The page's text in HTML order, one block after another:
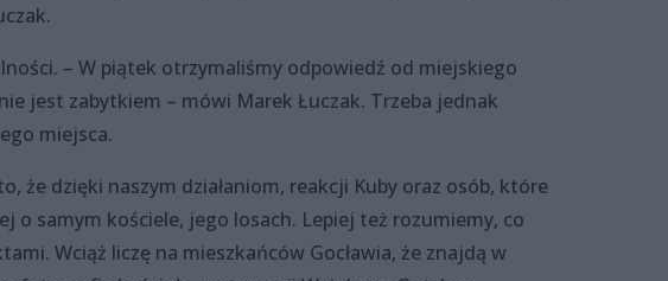
– W piątek otrzymaliśmy odpowiedź od miejskiego
jest zabytkiem – mówi Marek Łuczak. Trzeba jednak
miejsca.
że dzięki naszym działaniom, reakcji Kuby oraz osób, które
o samym kościele, jego losach. Lepiej też rozumiemy, co
Wciąż liczę na mieszkańców Gocławia, że znajdą w